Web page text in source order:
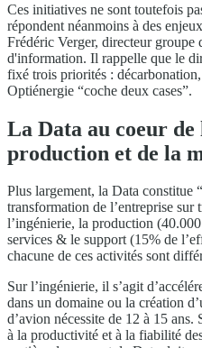
Ces initiatives ne sont toutefois
répondent néanmoins à des
Frédéric Verger, directeur groupe
d'information. Il rappelle que le
fixé trois priorités :
Optiénergie “coche deux cases”.
La Data au coeur de
production et de la
Plus largement, la Data constitue
transformation de l’entreprise sur
l’ingénierie, la production
services & le support (15% de
chacune de ces activités sont
Sur l’ingénierie, il s’agit
dans un domaine ou la création
d’avion nécessite de 12 à 15
à la productivité et à la fiabilité